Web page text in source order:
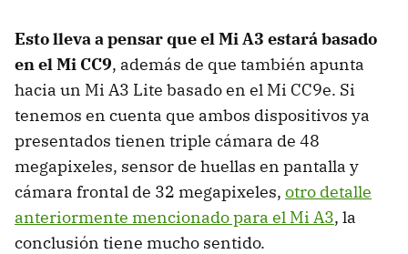
Esto lleva a pensar que el Mi A3 estará basado
en el Mi CC9, además de que también apunta
hacia un Mi A3 Lite basado en el Mi CC9e. Si
tenemos en cuenta que ambos dispositivos ya
presentados tienen triple cámara de 48
megapixeles, sensor de huellas en pantalla y
cámara frontal de 32 megapixeles, otro detalle
anteriormente mencionado para el Mi A3, la
conclusión tiene mucho sentido.